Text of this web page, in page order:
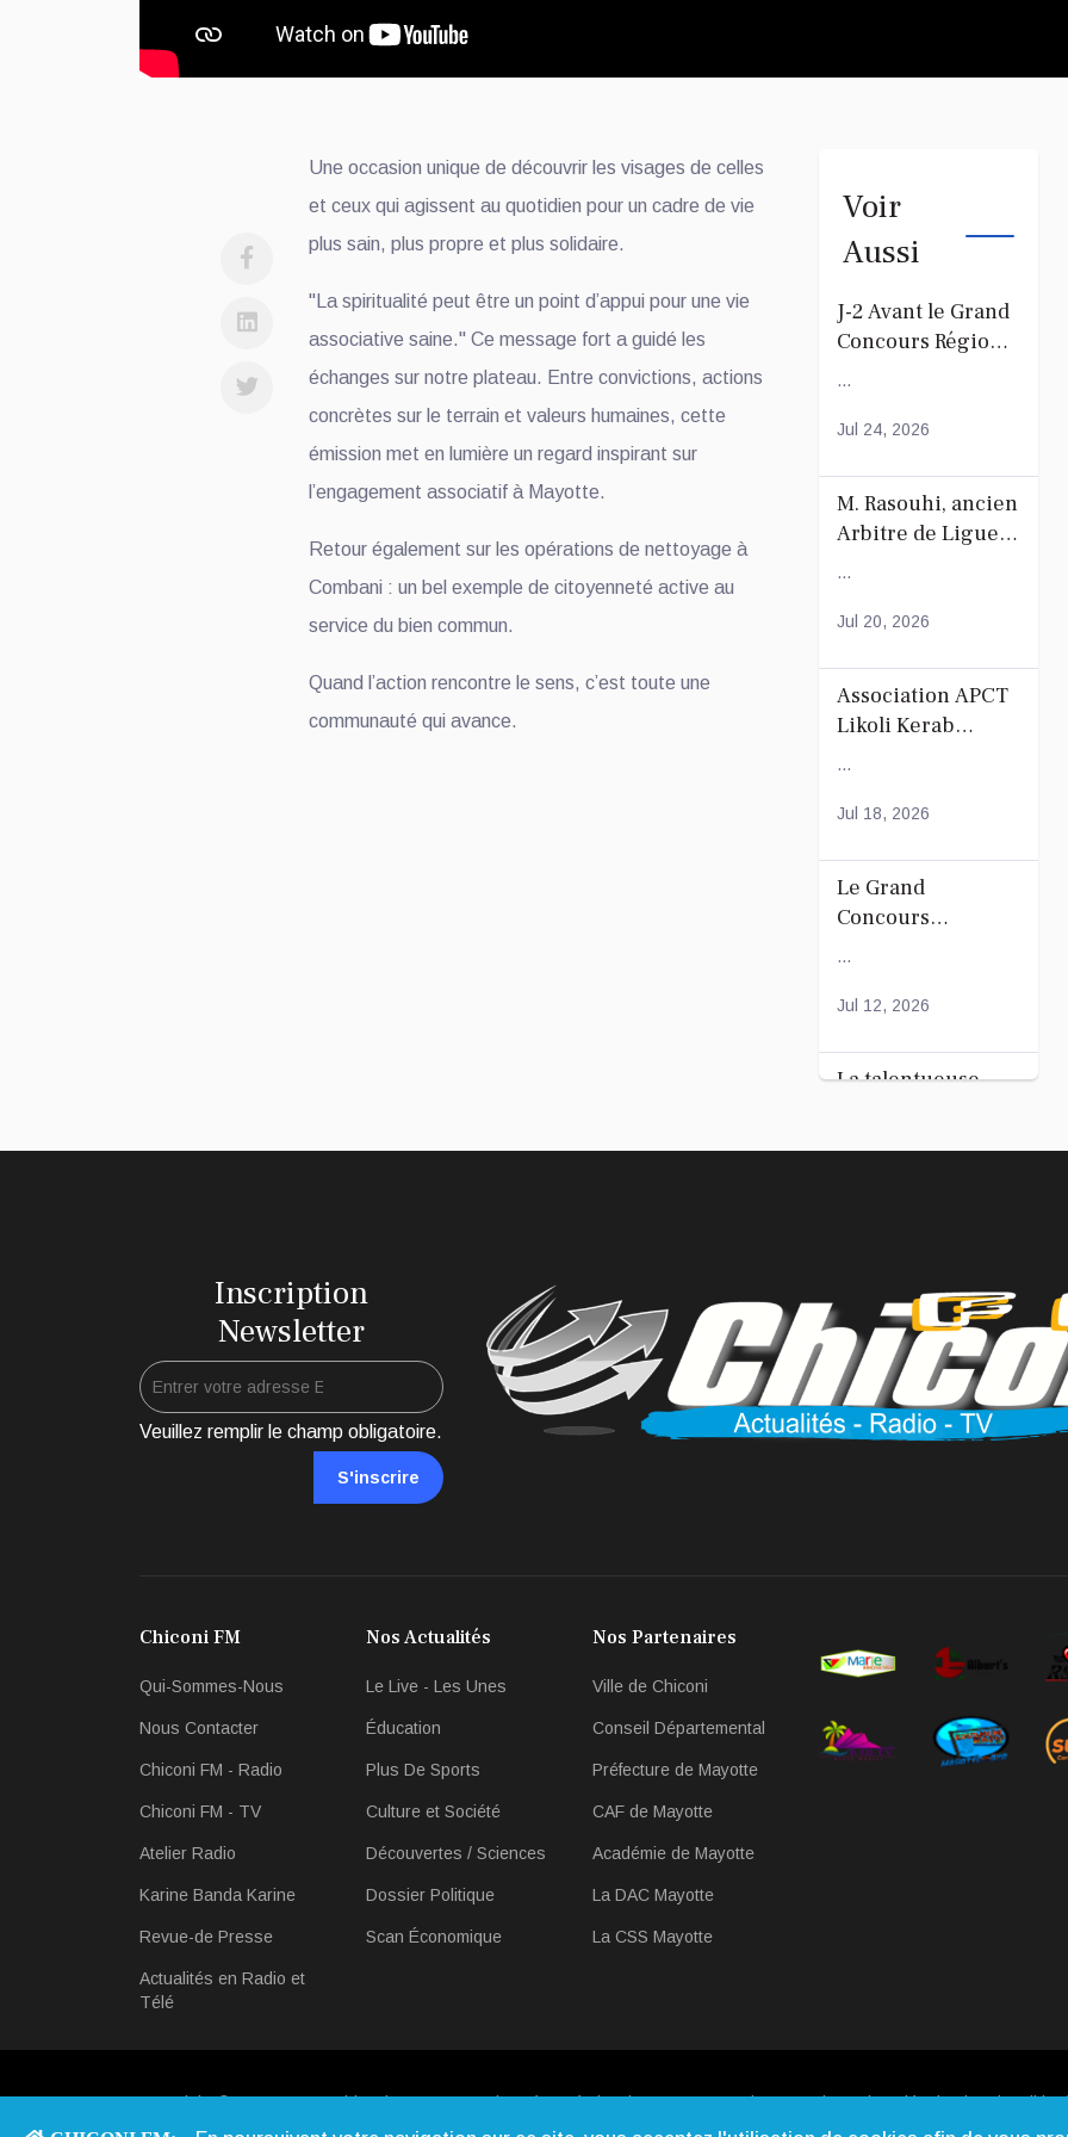
Une occasion unique de découvrir les visages de celles
et ceux qui agissent au quotidien pour un cadre de vie
plus sain, plus propre et plus solidaire.
"La spiritualité peut être un point d’appui pour une vie
associative saine." Ce message fort a guidé les
échanges sur notre plateau. Entre convictions, actions
concrètes sur le terrain et valeurs humaines, cette
émission met en lumière un regard inspirant sur
l’engagement associatif à Mayotte.
Retour également sur les opérations de nettoyage à
Combani : un bel exemple de citoyenneté active au
service du bien commun.
Quand l’action rencontre le sens, c’est toute une
communauté qui avance.
Voir
Aussi
J-2 Avant le Grand
Concours Régional
...
Jul 24, 2026
M. Rasouhi, ancien
Arbitre de Ligue
...
Jul 20, 2026
Association APCT
Likoli Kerab
Générale
...
Jul 18, 2026
Le Grand
Concours
l'association
...
Jul 12, 2026
La talentueuse
...
Inscription
Newsletter
Veuillez remplir le champ obligatoire.
S'inscrire
Chiconi FM
Qui-Sommes-Nous
Nous Contacter
Chiconi FM - Radio
Chiconi FM - TV
Atelier Radio
Karine Banda Karine
Revue-de Presse
Actualités en Radio et
Télé
Nos Actualités
Le Live - Les Unes
Éducation
Plus De Sports
Culture et Société
Découvertes / Sciences
Dossier Politique
Scan Économique
Nos Partenaires
Ville de Chiconi
Conseil Départemental
Préfecture de Mayotte
CAF de Mayotte
Académie de Mayotte
La DAC Mayotte
La CSS Mayotte
Copyright © 2013 - 2026 Chiconi FM. Tous Droits Réservés |Qui Sommes-nous|Contact|Mentions légales|Webmail|